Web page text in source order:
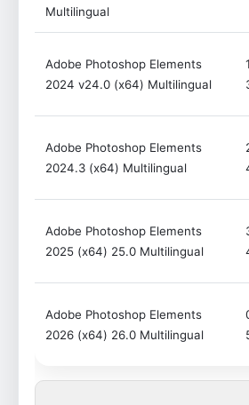
Multilingual
Adobe Photoshop Elements
2024 v24.0 (x64) Multilingual
Adobe Photoshop Elements
2024.3 (x64) Multilingual
Adobe Photoshop Elements
2025 (x64) 25.0 Multilingual
Adobe Photoshop Elements
2026 (x64) 26.0 Multilingual